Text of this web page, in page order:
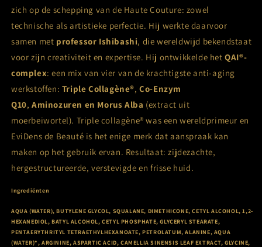
zich op de schepping van de Haute Couture: zowel
technische als artistieke perfectie. Hij werkte daarvoor
samen met professor Ishibashi, die wereldwijd bekendstaat
voor zijn creativiteit en expertise. Hij ontwikkelde het QAI®-
complex: een mix van vier van de krachtigste anti-aging
werkstoffen: Triple Collagène®, Co-Enzym
Q10, Aminozuren en Morus Alba (extract uit
moerbeiwortel). Triple collagène® was een wereldprimeur en
EviDens de Beauté is het enige merk dat aanspraak kan
maken op het gebruik ervan. Resultaat: zijdezachte,
hergestructureerde, verstevigde en frisse huid.
Ingrediënten
AQUA (WATER), BUTYLENE GLYCOL, SQUALANE, DIMETHICONE, CETYL ALCOHOL, 1,2-
HEXANEDIOL, BATYL ALCOHOL, CETYL PHOSPHATE, GLYCERYL STEARATE,
PENTAERYTHRITYL TETRAETHYLHEXANOATE, PETROLATUM, ALANINE, AQUA
(WATER)*, ARGININE, ASPARTIC ACID, CAMELLIA SINENSIS LEAF EXTRACT, GLYCINE,